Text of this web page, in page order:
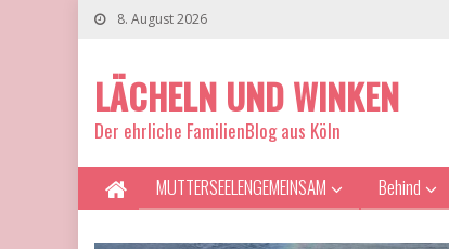
8. August 2026
LÄCHELN UND WINKEN
Der ehrliche FamilienBlog aus Köln
MUTTERSEELENGEMEINSAM Behind